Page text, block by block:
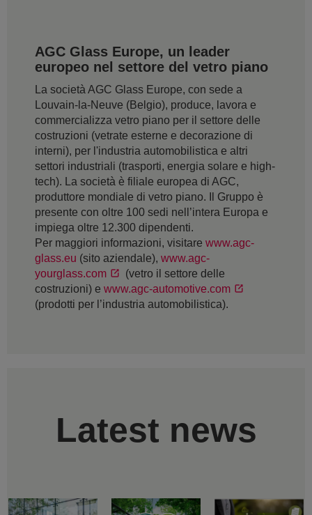
AGC Glass Europe, un leader
europeo nel settore del vetro piano
La società AGC Glass Europe, con sede a
Louvain-la-Neuve (Belgio), produce, lavora e
commercializza vetro piano per il settore delle
costruzioni (vetrate esterne e decorazione di
interni), per l'industria automobilistica e altri
settori industriali (trasporti, energia solare e high-
tech). La società è filiale europea di AGC,
produttore mondiale di vetro piano. Il Gruppo è
presente con oltre 100 sedi nell’intera Europa e
impiega oltre 12.300 dipendenti.
Per maggiori informazioni, visitare www.agc-
glass.eu (sito aziendale), www.agc-
yourglass.com
(vetro il settore delle
costruzioni) e www.agc-automotive.com
(prodotti per l’industria automobilistica).
Latest news